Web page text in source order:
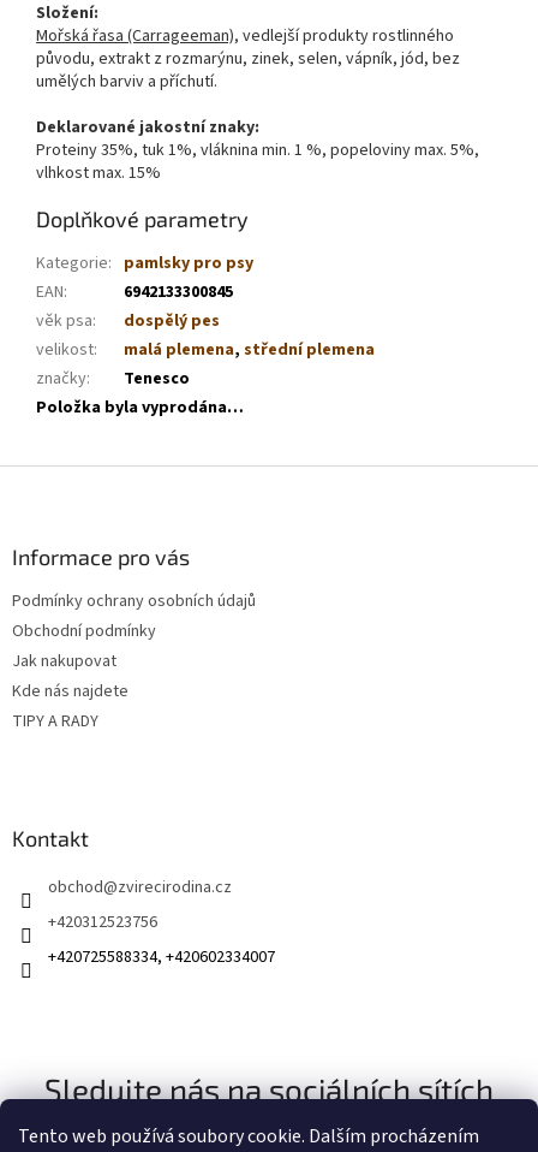
Tento web používá soubory cookie. Dalším procházením
Složení:
Mořská řasa (Carrageeman), vedlejší produkty rostlinného
původu, extrakt z rozmarýnu, zinek, selen, vápník, jód, bez
umělých barviv a příchutí.
Deklarované jakostní znaky:
Proteiny 35%, tuk 1%, vláknina min. 1 %, popeloviny max. 5%,
vlhkost max. 15%
Doplňkové parametry
Kategorie: pamlsky pro psy
EAN:
6942133300845
věk psa:
dospělý pes
velikost: malá plemena, střední plemena
značky:
Tenesco
Položka byla vyprodána…
Informace pro vás
Podmínky ochrany osobních údajů
Obchodní podmínky
Jak nakupovat
Kde nás najdete
TIPY A RADY
Kontakt
obchod@zvirecirodina.cz
+420312523756
+420725588334, +420602334007
Sledujte nás na sociálních sítích